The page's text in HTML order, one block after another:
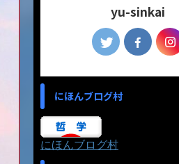
yu-sinkai
にほんブログ村
にほんブログ村